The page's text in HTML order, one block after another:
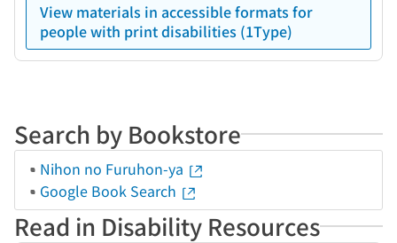
View materials in accessible formats for
people with print disabilities (1Type)
Search by Bookstore
Nihon no Furuhon-ya
Google Book Search
Read in Disability Resources